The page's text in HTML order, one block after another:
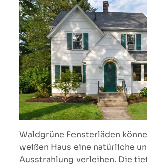
Waldgrüne Fensterläden
weißen Haus eine natürliche
Ausstrahlung verleihen. Die